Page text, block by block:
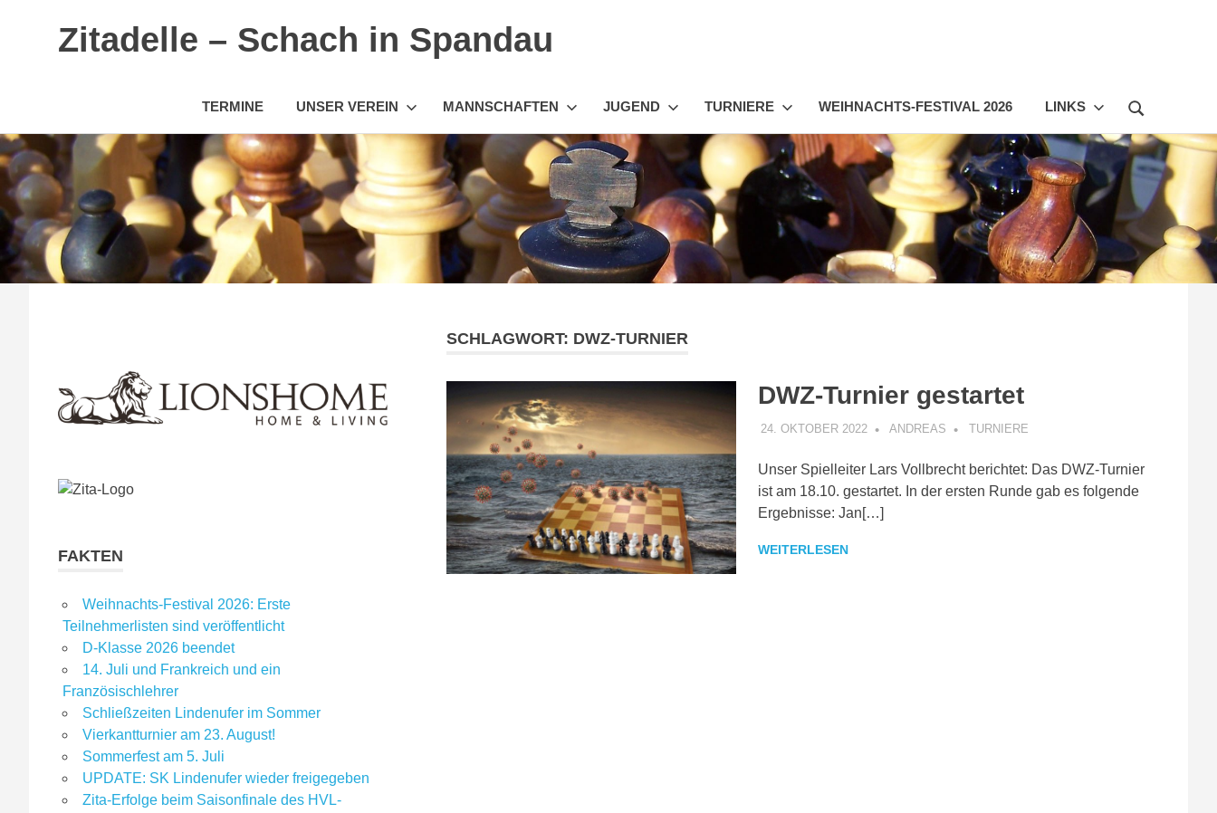
Zum
Inhalt
springen
Zitadelle – Schach in Spandau
TERMINE UNSER VEREIN MANNSCHAFTEN JUGEND TURNIERE WEIHNACHTS-FESTIVAL 2026 LINKS
SCHLAGWORT: DWZ-TURNIER
DWZ-Turnier gestartet
24. OKTOBER 2022 ANDREAS TURNIERE
Unser Spielleiter Lars Vollbrecht berichtet: Das DWZ-Turnier
ist am 18.10. gestartet. In der ersten Runde gab es folgende
Ergebnisse: Jan[…]
WEITERLESEN
FAKTEN
Weihnachts-Festival 2026: Erste
Teilnehmerlisten sind veröffentlicht
D-Klasse 2026 beendet
14. Juli und Frankreich und ein
Französischlehrer
Schließzeiten Lindenufer im Sommer
Vierkantturnier am 23. August!
Sommerfest am 5. Juli
UPDATE: SK Lindenufer wieder freigegeben
Zita-Erfolge beim Saisonfinale des HVL-